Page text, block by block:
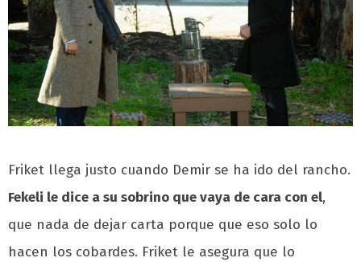
Friket llega justo cuando Demir se ha ido del rancho.
Fekeli le dice a su sobrino que vaya de cara con el,
que nada de dejar carta porque que eso solo lo
hacen los cobardes. Friket le asegura que lo